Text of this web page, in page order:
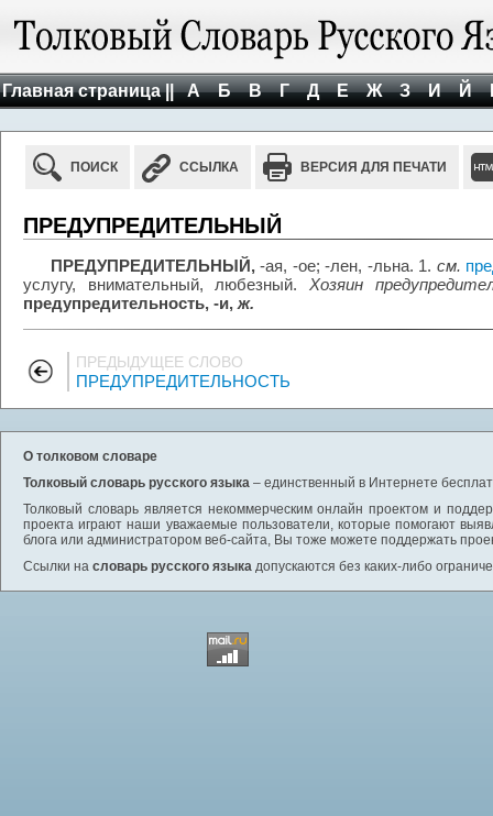
Главная страница || А Б В Г Д Е Ж З И Й
ПОИСК ССЫЛКА ВЕРСИЯ ДЛЯ ПЕЧАТИ
ПРЕДУПРЕДИТЕЛЬНЫЙ
ПРЕДУПРЕДИТЕЛЬНЫЙ, -ая, -ое; -лен, -льна. 1. см.
услугу, внимательный, любезный. Хозяин
предупредительность, -и, ж.
ПРЕДЫДУЩЕЕ СЛОВО
ПРЕДУПРЕДИТЕЛЬНОСТЬ
О толковом словаре
Толковый словарь русского языка – единственный в Интернете
Толковый словарь является некоммерческим онлайн проектом и
проекта играют наши уважаемые пользователи, которые помогают
блога или администратором веб-сайта, Вы тоже можете поддержать
Ссылки на словарь русского языка допускаются без каких-либо